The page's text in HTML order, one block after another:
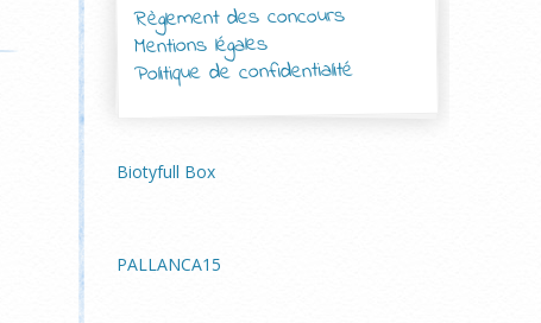
Règlement des concours
Mentions légales
Politique de confidentialité
Biotyfull Box
PALLANCA15